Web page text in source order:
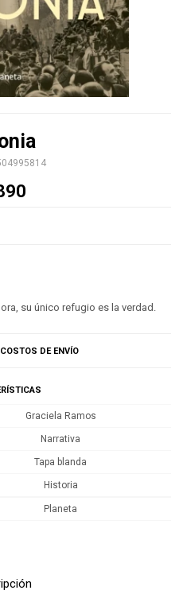
su único refugio es la verdad.
DE ENVÍO
Graciela Ramos
Narrativa
Tapa blanda
Historia
Planeta